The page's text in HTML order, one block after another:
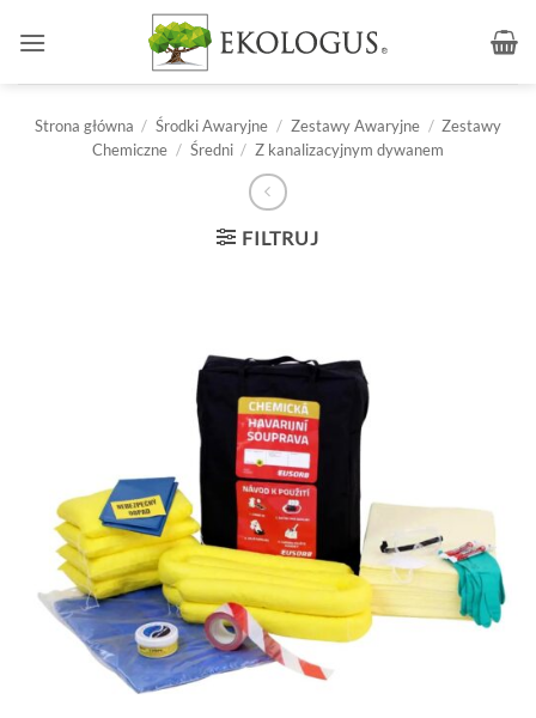
Strona główna / Środki Awaryjne / Zestawy Awaryjne / Zestawy
Chemiczne / Średni / Z kanalizacyjnym dywanem
FILTRUJ